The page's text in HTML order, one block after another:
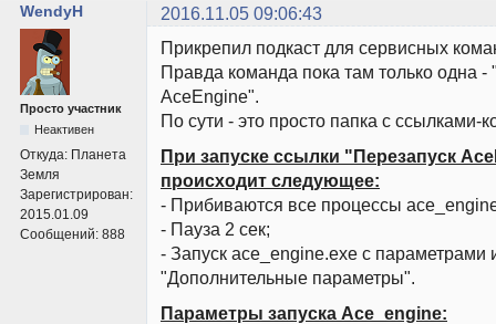
WendyH 2016.11.05 09:06:43
Просто участник
Неактивен
Откуда: Планета
Земля
Зарегистрирован:
2015.01.09
Сообщений: 888
Прикрепил подкаст для сервисных
Правда команда пока там только одна -
AceEngine".
По сути - это просто папка с ссылками-
При запуске ссылки "Перезапуск
происходит следующее:
- Прибиваются все процессы
- Пауза 2 сек;
- Запуск ace_engine.exe с параметрами
"Дополнительные параметры".
Параметры запуска Ace_engine: